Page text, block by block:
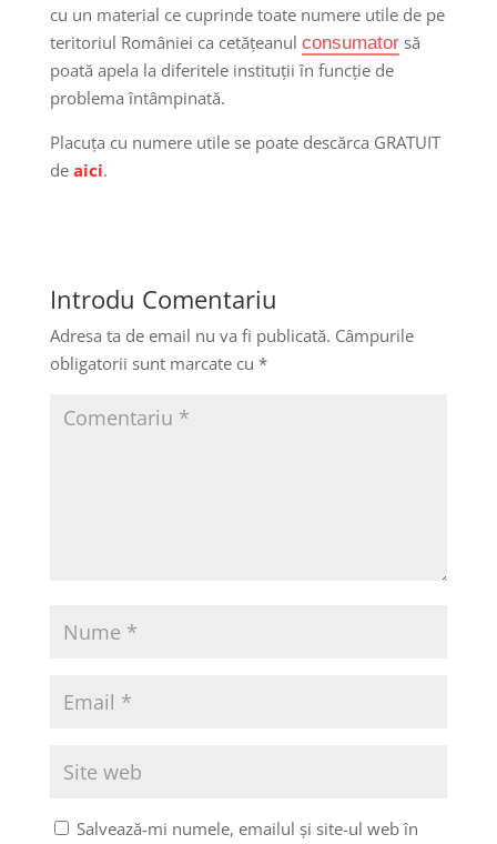
cu un material ce cuprinde toate numere utile de pe
teritoriul României ca cetățeanul consumatorsă
poată apela la diferitele instituții în funcție de
problema întâmpinată.
Placuța cu numere utile se poate descărca GRATUIT
de aici.
Introdu Comentariu
Adresa ta de email nu va fi publicată. Câmpurile
obligatorii sunt marcate cu *
Salvează-mi numele, emailul și site-ul web în